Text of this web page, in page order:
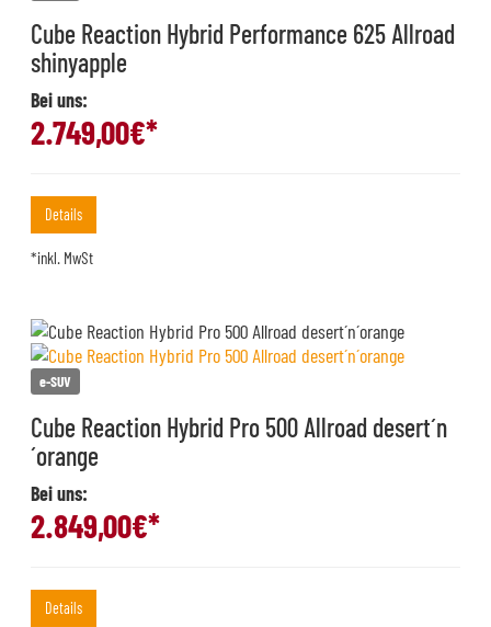
Cube Reaction Hybrid Performance 625 Allroad
shinyapple
Bei uns:
2.749,00€*
Details
*inkl. MwSt
e-SUV
Cube Reaction Hybrid Pro 500 Allroad desert´n
´orange
Bei uns:
2.849,00€*
Details